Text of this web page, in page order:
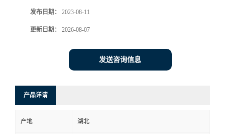
发布日期： 2023-08-11
更新日期： 2026-08-07
发送咨询信息
产品详请
产地 湖北